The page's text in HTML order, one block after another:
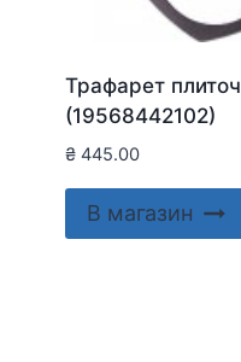
Трафарет
(19568442102)
₴ 445.00
В магазин